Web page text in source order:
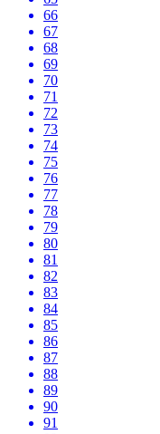
66
67
68
69
70
71
72
73
74
75
76
77
78
79
80
81
82
83
84
85
86
87
88
89
90
91